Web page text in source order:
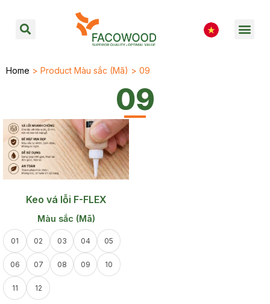
Home > Product Màu sắc (Mã) > 09
09
Keo vá lỗi F-FLEX
Màu sắc (Mã)
01 02 03 04 05
06 07 08 09 10
11 12